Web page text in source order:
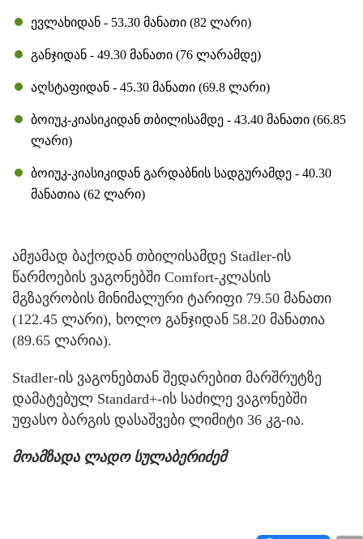
ევლახიდან - 53.30 მანათი (82 ლარი)
განჯიდან - 49.30 მანათი (76 ლარამდე)
აღსტაფიდან - 45.30 მანათი (69.8 ლარი)
ბოიუკ-კიასიკიდან თბილისამდე - 43.40 მანათი (66.85
ლარი)
ბოიუკ-კიასიკიდან გარდაბნის სადგურამდე - 40.30
მანათია (62 ლარი)
ამჟამად ბაქოდან თბილისამდე Stadler-ის
წარმოების ვაგონებში Comfort-კლასის
მგზავრობის მინიმალური ტარიფი 79.50 მანათი
(122.45 ლარი), ხოლო განჯიდან 58.20 მანათია
(89.65 ლარია).
Stadler-ის ვაგონებთან შედარებით მარშრუტზე
დამატებულ Standard+-ის საძილე ვაგონებში
უფასო ბარგის დასაშვები ლიმიტი 36 კგ-ია.
მოამზადა ლადო სულაბერიძემ